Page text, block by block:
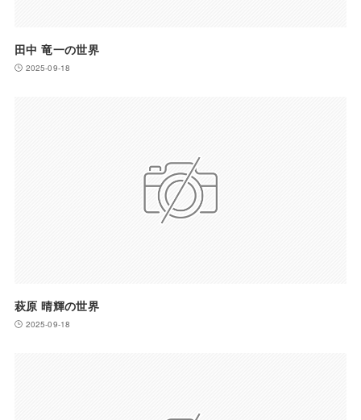
田中 竜一の世界
2025-09-18
萩原 晴輝の世界
2025-09-18